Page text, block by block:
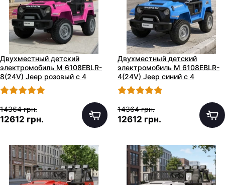
Двухместный детский
электромобиль M 6108EBLR-
8(24V) Jeep розовый с 4
моторами
14364 грн.
12612 грн.
Двухместный детский
электромобиль M 6108EBLR-
4(24V) Jeep синий с 4
моторами
14364 грн.
12612 грн.